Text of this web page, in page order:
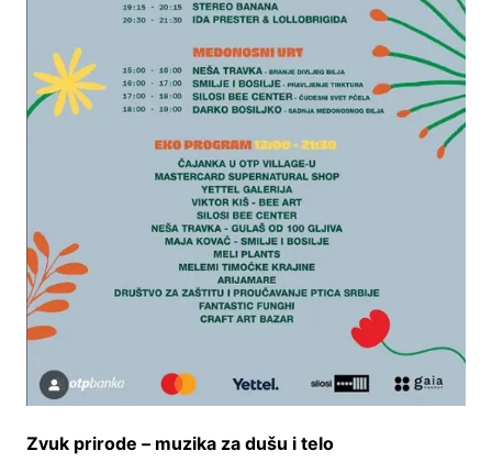
Zvuk prirode – muzika za dušu i telo